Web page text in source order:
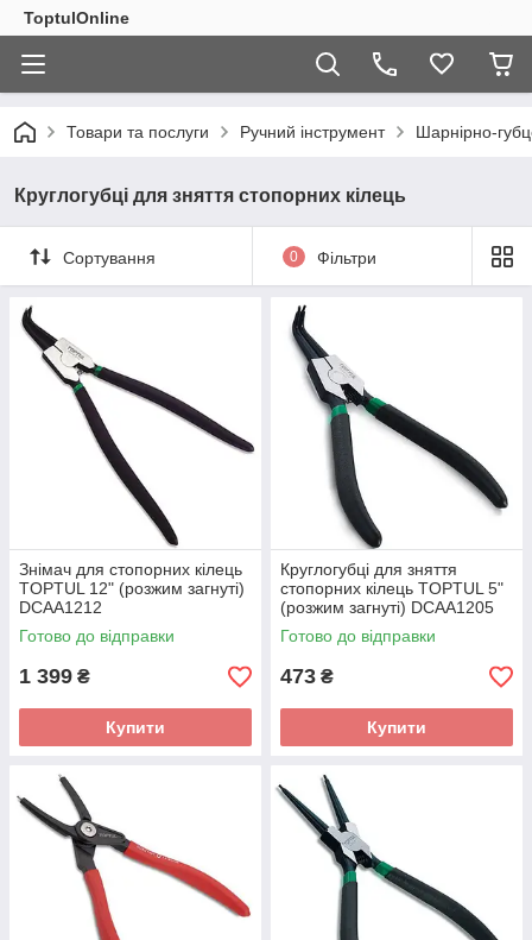
ToptulOnline
Товари та послуги Ручний інструмент Шарнірно-
Круглогубці для зняття стопорних кілець
Сортування 0 Фільтри
Знімач для стопорних кілець
TOPTUL 12" (розжим загнуті)
DCAA1212
Готово до відправки
1 399 ₴
Купити
Круглогубці для зняття
стопорних кілець TOPTUL 5"
(розжим загнуті) DCAA1205
Готово до відправки
473 ₴
Купити